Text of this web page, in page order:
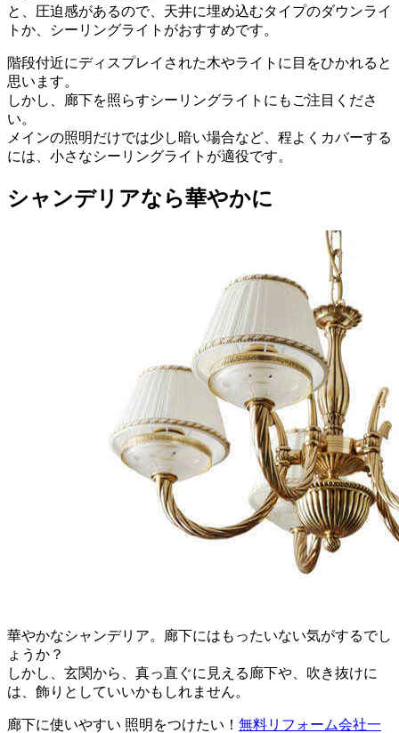
と、圧迫感があるので、天井に埋め込むタイプのダウンライ
トか、シーリングライトがおすすめです。
階段付近にディスプレイされた木やライトに目をひかれると
思います。
しかし、廊下を照らすシーリングライトにもご注目くださ
い。
メインの照明だけでは少し暗い場合など、程よくカバーする
には、小さなシーリングライトが適役です。
シャンデリアなら華やかに
華やかなシャンデリア。廊下にはもったいない気がするでし
ょうか？
しかし、玄関から、真っ直ぐに見える廊下や、吹き抜けに
は、飾りとしていいかもしれません。
廊下に使いやすい 照明をつけたい！ 無料リフォーム会社一